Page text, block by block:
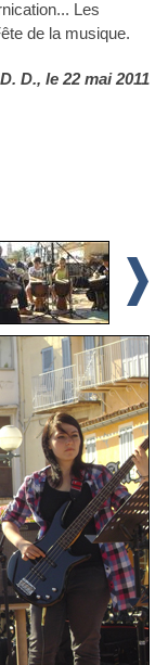
Les
de la musique.
D. D., le 22 mai 2011